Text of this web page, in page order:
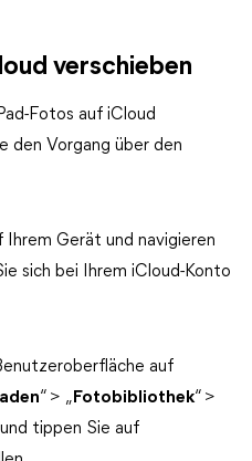
verschieben
Fotos auf iCloud
den Vorgang über den
Ihrem Gerät und navigieren
sich bei Ihrem iCloud-Konto
auf
“ > „ Fotobibliothek“ >
tippen Sie auf